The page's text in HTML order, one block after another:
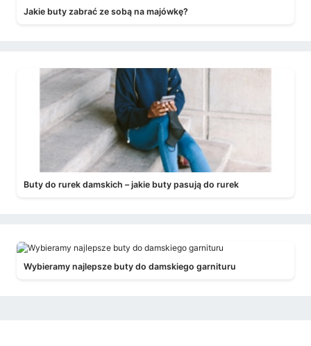
Jakie buty zabrać ze sobą na majówkę?
Buty do rurek damskich – jakie buty pasują do rurek
Wybieramy najlepsze buty do damskiego garnituru